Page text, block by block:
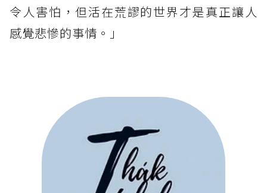
令人害怕，但活在荒謬的世界才是真正讓人
感覺悲慘的事情。」